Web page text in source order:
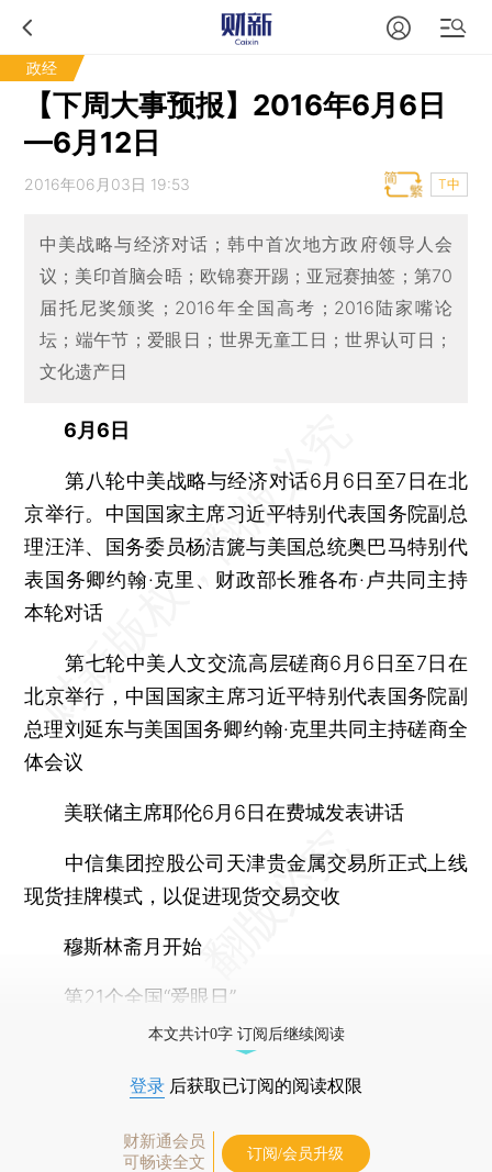
政经
【下周大事预报】2016年6月6日
—6月12日
2016年06月03日 19:53 T中
中美战略与经济对话；韩中首次地方政府领导人会
议；美印首脑会晤；欧锦赛开踢；亚冠赛抽签；第70
届托尼奖颁奖；2016年全国高考；2016陆家嘴论
坛；端午节；爱眼日；世界无童工日；世界认可日；
文化遗产日
6月6日
第八轮中美战略与经济对话6月6日至7日在北
京举行。中国国家主席习近平特别代表国务院副总
理汪洋、国务委员杨洁篪与美国总统奥巴马特别代
表国务卿约翰·克里、财政部长雅各布·卢共同主持
本轮对话
第七轮中美人文交流高层磋商6月6日至7日在
北京举行，中国国家主席习近平特别代表国务院副
总理刘延东与美国国务卿约翰·克里共同主持磋商全
体会议
美联储主席耶伦6月6日在费城发表讲话
中信集团控股公司天津贵金属交易所正式上线
现货挂牌模式，以促进现货交易交收
穆斯林斋月开始
第21个全国“爱眼日”
本文共计0字 订阅后继续阅读
登录 后获取已订阅的阅读权限
财新通会员
可畅读全文
订阅/会员升级